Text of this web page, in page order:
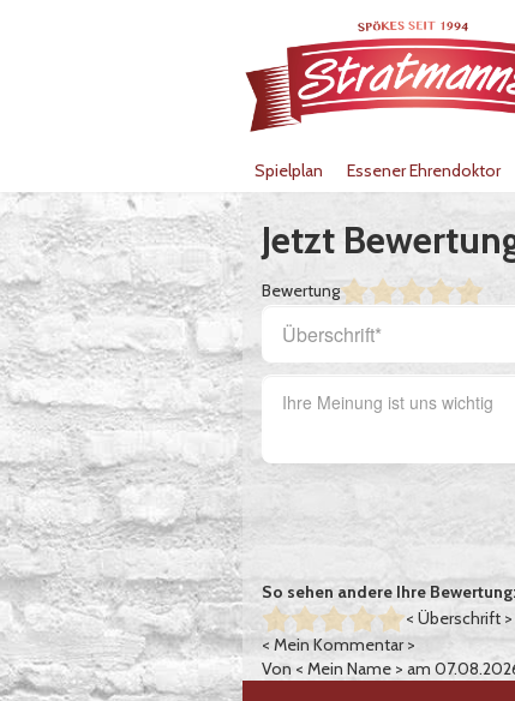
Spielplan Essener Ehrendoktor
Jetzt
Bewertung
So sehen andere Ihre Bewertung:
< Überschrift >
< Mein Kommentar >
Von < Mein Name > am